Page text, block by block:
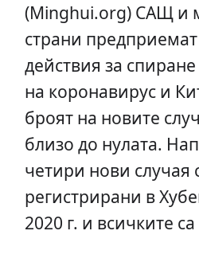
(Minghui.org) САЩ и
страни
действия за
на коронавирус и
броят на новите
близо до нулата.
четири нови случая
регистрирани в
2020 г. и всичките